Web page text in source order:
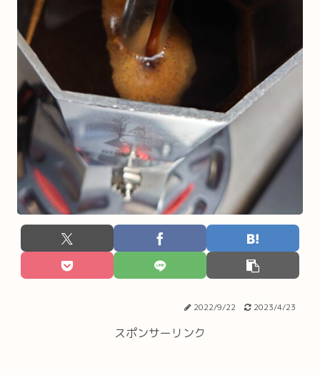
2022/9/22 2023/4/23
スポンサーリンク